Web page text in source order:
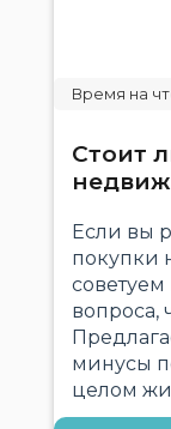
Стоит
Если вы
покупки
вопроса,
минусы
целом